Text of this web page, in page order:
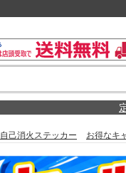
自己消火ステッカー お得なキ